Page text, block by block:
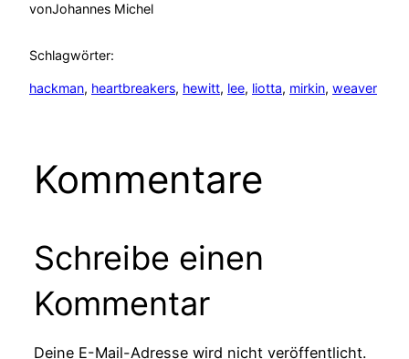
vonJohannes Michel
Schlagwörter:
hackman, heartbreakers, hewitt, lee, liotta, mirkin, weaver
Kommentare
Schreibe einen
Kommentar
Deine E-Mail-Adresse wird nicht veröffentlicht.